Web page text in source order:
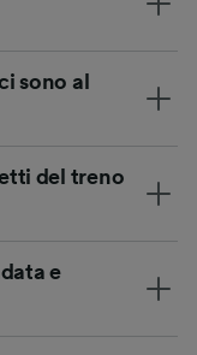
sono al
del treno
e